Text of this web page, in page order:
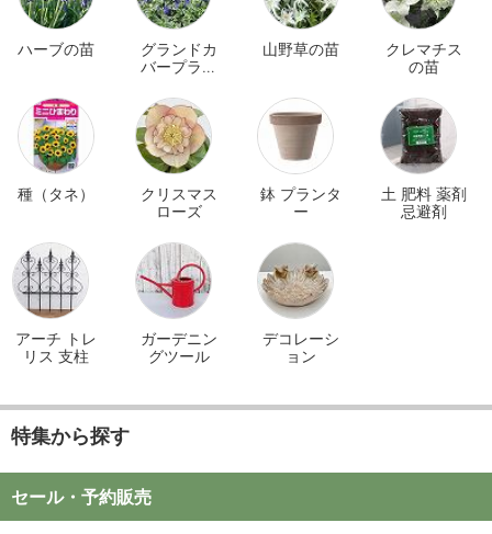
ハーブの苗
グランドカ
バープラン
山野草の苗
クレマチス
の苗
種（タネ）
クリスマス
ローズ
鉢 プランタ
ー
土 肥料 薬剤
忌避剤
アーチ トレ
リス 支柱
ガーデニン
グツール
デコレーシ
ョン
特集から探す
セール・予約販売